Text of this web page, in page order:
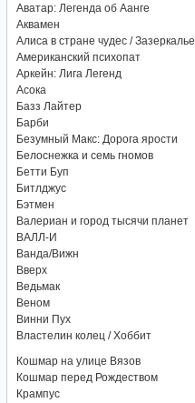
Аватар: Легенда об Аанге
Аквамен
Алиса в стране чудес / Зазеркалье
Американский психопат
Аркейн: Лига Легенд
Асока
Базз Лайтер
Барби
Безумный Макс: Дорога ярости
Белоснежка и семь гномов
Бетти Буп
Битлджус
Бэтмен
Валериан и город тысячи планет
ВАЛЛ-И
Ванда/Вижн
Вверх
Ведьмак
Веном
Винни Пух
Властелин колец / Хоббит
Кошмар на улице Вязов
Кошмар перед Рождеством
Крампус